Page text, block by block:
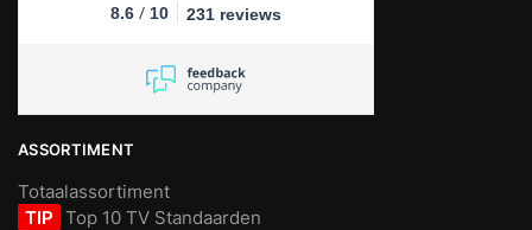
8.6 / 10 231 reviews
ASSORTIMENT
Totaalassortiment
TIP Top 10 TV Standaarden